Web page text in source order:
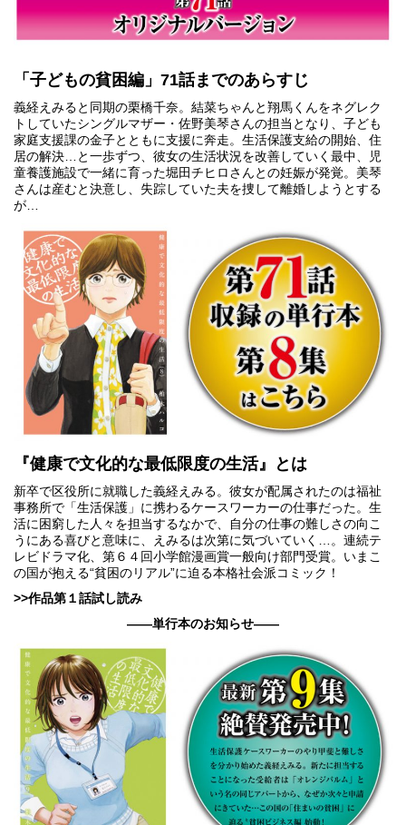
「子どもの貧困編」71話までのあらすじ
義経えみると同期の栗橋千奈。結菜ちゃんと翔馬くんをネグレク
トしていたシングルマザー・佐野美琴さんの担当となり、子ども
家庭支援課の金子とともに支援に奔走。生活保護支給の開始、住
居の解決…と一歩ずつ、彼女の生活状況を改善していく最中、児
童養護施設で一緒に育った堀田チヒロさんとの妊娠が発覚。美琴
さんは産むと決意し、失踪していた夫を捜して離婚しようとする
が…
『健康で文化的な最低限度の生活』とは
新卒で区役所に就職した義経えみる。彼女が配属されたのは福祉
事務所で「生活保護」に携わるケースワーカーの仕事だった。生
活に困窮した人々を担当するなかで、自分の仕事の難しさの向こ
うにある喜びと意味に、えみるは次第に気づいていく…。連続テ
レビドラマ化、第６４回小学館漫画賞一般向け部門受賞。いまこ
の国が抱える“貧困のリアル”に迫る本格社会派コミック！
>>作品第１話試し読み
――単行本のお知らせ――